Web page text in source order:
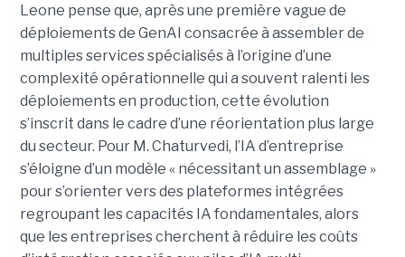
Leone pense que, après une première vague de
déploiements de GenAI consacrée à assembler de
multiples services spécialisés à l’origine d’une
complexité opérationnelle qui a souvent ralenti les
déploiements en production, cette évolution
s’inscrit dans le cadre d’une réorientation plus large
du secteur. Pour M. Chaturvedi, l’IA d’entreprise
s’éloigne d’un modèle « nécessitant un assemblage »
pour s’orienter vers des plateformes intégrées
regroupant les capacités IA fondamentales, alors
que les entreprises cherchent à réduire les coûts